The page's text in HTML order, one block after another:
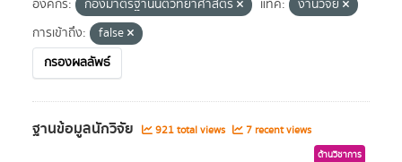
องค์กร:
กองมาตรฐานนิติวิทยาศาสตร์ แท็ค:
งานวิจัย
การเข้าถึง:
false
กรองผลลัพธ์
ฐานข้อมูลนักวิจัย 921 total views 7 recent views
ด้านวิชาการ